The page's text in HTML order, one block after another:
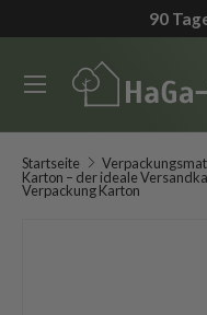
Zum Inhalt springen
Zum Menü springen
Fußzeile springen
Barrierefreiheits-
Direkt zum Inhalt
90
Suchen
Menü
Startseite
Karton – der ideale
Verpackung Karton